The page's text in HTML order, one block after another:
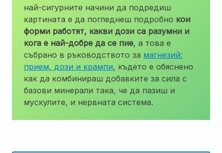
най-сигурните начини да подредиш
картината е да погледнеш подробно кои
форми работят, какви дози са разумни и
кога е най-добре да се пие, а това е
събрано в ръководството за магнезий:
прием, дози и крампи, където е обяснено
как да комбинираш добавките за сила с
базови минерали така, че да пазиш и
мускулите, и нервната система.